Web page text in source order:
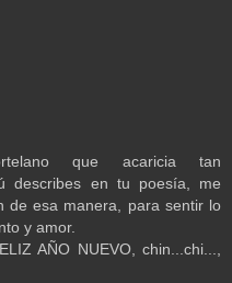
que acaricia tan
describes en tu poesía, me
de esa manera, para sentir lo
y amor.
AÑO NUEVO, chin...chi...,